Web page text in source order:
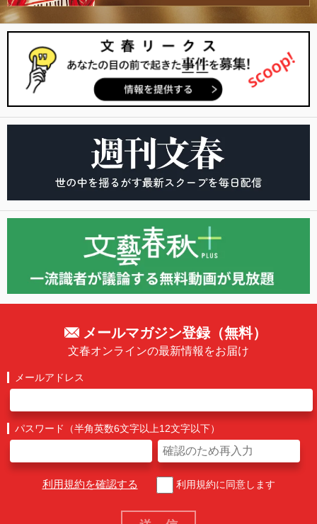
メールマガジン登録（無料）
文春オンラインの最新情報をお届け
メールアドレス
パスワード（半角英数6文字以上12文字以下）
利用規約を確認する 利用規約に同意します